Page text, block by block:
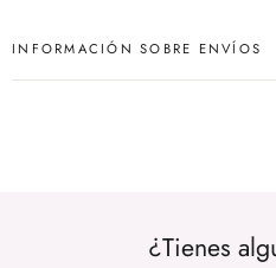
INFORMACIÓN SOBRE ENVÍOS
¿Tienes